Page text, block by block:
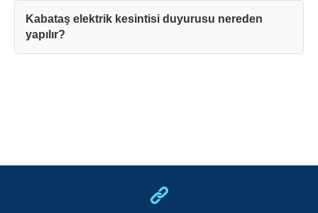
Kabataş elektrik kesintisi duyurusu nereden
yapılır?